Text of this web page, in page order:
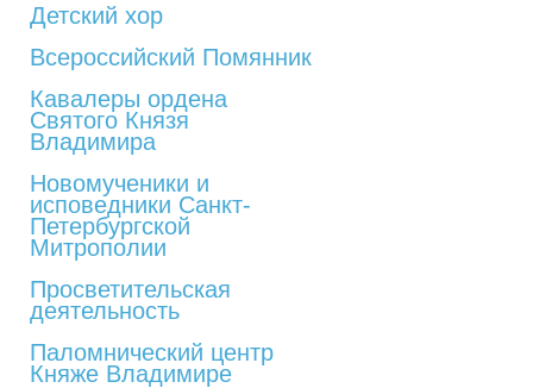
Детский хор
Всероссийский Помянник
Кавалеры ордена
Святого Князя
Владимира
Новомученики и
исповедники Санкт-
Петербургской
Митрополии
Просветительская
деятельность
Паломнический центр
Княже Владимире